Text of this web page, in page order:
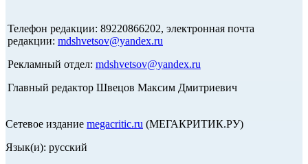
Телефон редакции: 89220866202, электронная почта
редакции: mdshvetsov@yandex.ru
Рекламный отдел: mdshvetsov@yandex.ru
Главный редактор Швецов Максим Дмитриевич
Сетевое издание megacritic.ru (МЕГАКРИТИК.РУ)
Язык(и): русский